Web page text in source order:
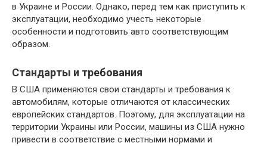
в Украине и России. Однако, перед тем как приступить к
эксплуатации, необходимо учесть некоторые
особенности и подготовить авто соответствующим
образом.
Стандарты и требования
В США применяются свои стандарты и требования к
автомобилям, которые отличаются от классических
европейских стандартов. Поэтому, для эксплуатации на
территории Украины или России, машины из США нужно
привести в соответствие с местными нормами и